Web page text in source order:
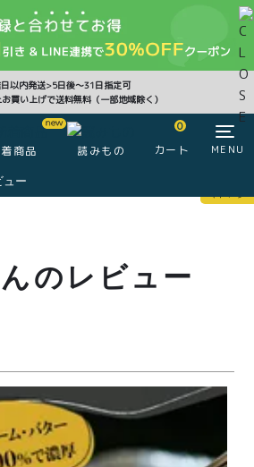
以内発送>5日後〜31日指定可
買い上げで送料無料（一部地域除く）
商品 読みもの
0
カート MENU
CLOSE
0
会員登録情報 ポイント
とろ生ガトーショコラ
ーキ
ュー
のレビュー